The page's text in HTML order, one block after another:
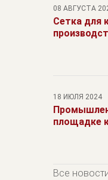
08 АВГУСТА
Сетка для
18 ИЮЛЯ 2024
площадке
Все